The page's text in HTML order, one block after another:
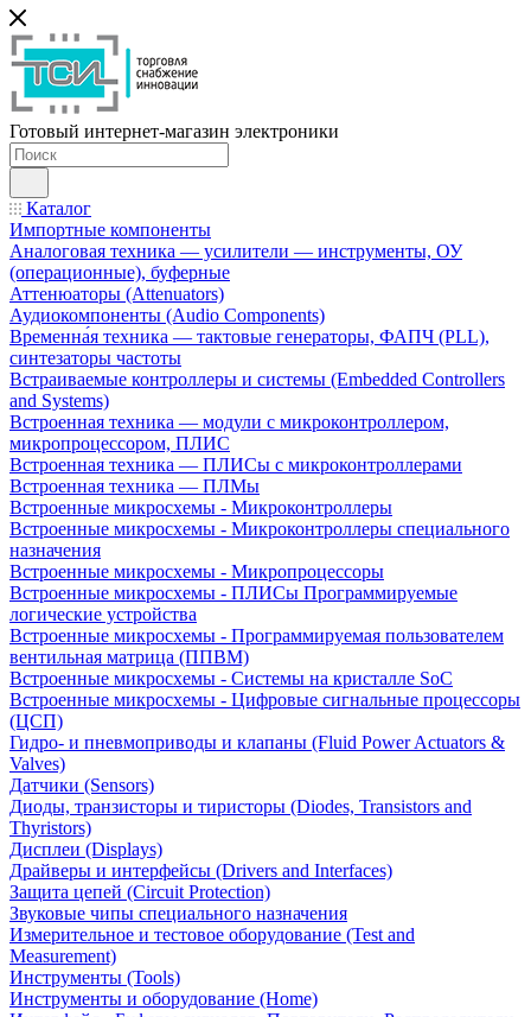
Готовый интернет-магазин электроники
Каталог
Импортные компоненты
Аналоговая техника — усилители — инструменты, ОУ
(операционные), буферные
Аттенюаторы (Attenuators)
Аудиокомпоненты (Audio Components)
Временна́я техника — тактовые генераторы, ФАПЧ (PLL),
синтезаторы частоты
Встраиваемые контроллеры и системы (Embedded Controllers
and Systems)
Встроенная техника — модули с микроконтроллером,
микропроцессором, ПЛИС
Встроенная техника — ПЛИСы с микроконтроллерами
Встроенная техника — ПЛМы
Встроенные микросхемы - Микроконтроллеры
Встроенные микросхемы - Микроконтроллеры специального
назначения
Встроенные микросхемы - Микропроцессоры
Встроенные микросхемы - ПЛИСы Программируемые
логические устройства
Встроенные микросхемы - Программируемая пользователем
вентильная матрица (ППВМ)
Встроенные микросхемы - Системы на кристалле SoC
Встроенные микросхемы - Цифровые сигнальные процессоры
(ЦСП)
Гидро- и пневмоприводы и клапаны (Fluid Power Actuators &
Valves)
Датчики (Sensors)
Диоды, транзисторы и тиристоры (Diodes, Transistors and
Thyristors)
Дисплеи (Displays)
Драйверы и интерфейсы (Drivers and Interfaces)
Защита цепей (Circuit Protection)
Звуковые чипы специального назначения
Измерительное и тестовое оборудование (Test and
Measurement)
Инструменты (Tools)
Инструменты и оборудование (Home)